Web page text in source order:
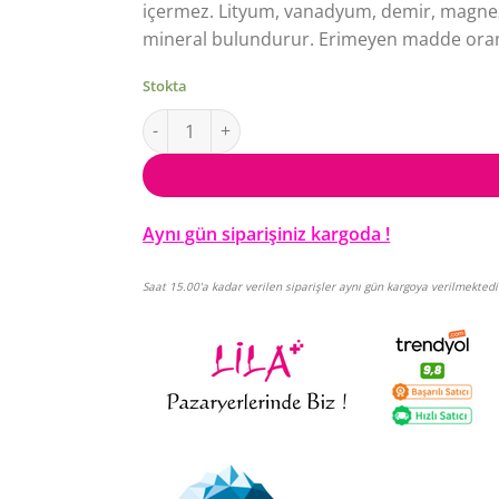
içermez. Lityum, vanadyum, demir,
mineral bulundurur. Erimeyen madde
Stokta
Mayi Tuz İyotlu İnce Öğütülmüş Doğal Kaynak
Aynı gün siparişiniz kargoda !
Saat 15.00'a kadar verilen siparişler aynı gün kargoya